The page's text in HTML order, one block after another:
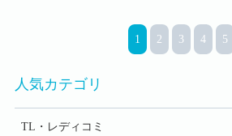
1 2 3 4 5
人気カテゴリ
TL・レディコミ